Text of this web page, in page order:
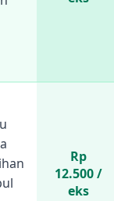
Rp
12.500 /
eks